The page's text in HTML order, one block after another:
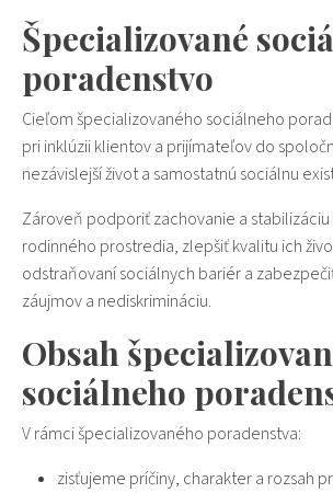
Špecializované
poradenstvo
Cieľom špecializovaného sociálneho
pri inklúzii klientov a prijímateľov do
nezávislejší život a samostatnú sociálnu
Zároveň podporiť zachovanie a
rodinného prostredia, zlepšiť kvalitu ich
odstraňovaní sociálnych bariér a
záujmov a nediskrimináciu.
Obsah
sociálneho
V rámci špecializovaného poradenstva:
zisťujeme príčiny, charakter a rozsah